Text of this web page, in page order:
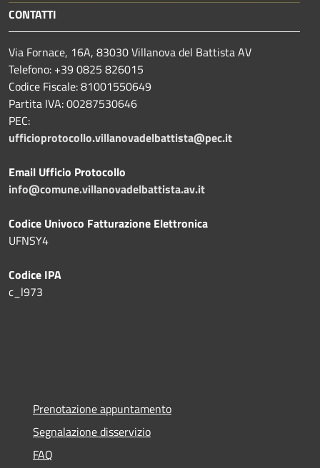
CONTATTI
Via Fornace, 16A, 83030 Villanova del Battista AV
Telefono: +39 0825 826015
Codice Fiscale: 81001550649
Partita IVA: 00287530646
PEC:
ufficioprotocollo.villanovadelbattista@pec.it
Email Ufficio Protocollo
info@comune.villanovadelbattista.av.it
Codice Univoco Fatturazione Elettronica
UFNSY4
Codice IPA
c_l973
Prenotazione appuntamento
Segnalazione disservizio
FAQ